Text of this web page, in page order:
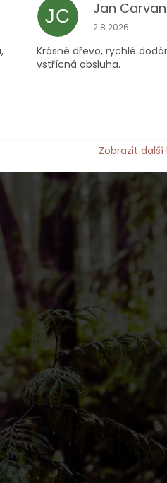
z 5 hvězdiček.
JC Jan Carvan
Hodnocení
2.8.2026
Krásné dřevo, rychlé
vstřícná obsluha.
Zobrazit